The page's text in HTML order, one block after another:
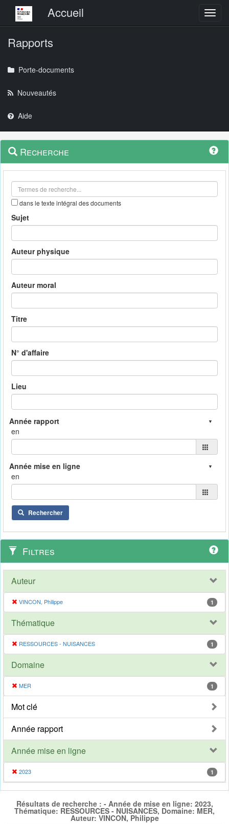
Menu principalAccueil
Rapports
Porte-documents
Nouveautés
Aide
Navigation
outils
Menu
contextuel
Recherche
dans le texte intégral des documents
Sujet
Auteur physique
Auteur moral
Titre
N° d'affaire
Lieu
en
en
Rechercher
Filtres
Auteur
VINCON, Philippe 1
Thématique
RESSOURCES - NUISANCES 1
Domaine
MER 1
Mot clé
Année rapport
Année mise en ligne
2023 1
Résultats de recherche : - Année de mise en ligne: 2023,
Thématique: RESSOURCES - NUISANCES, Domaine: MER,
Auteur: VINCON, Philippe